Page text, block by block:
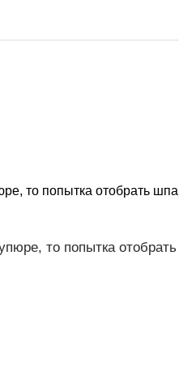
то попытка отобрать
то попытка